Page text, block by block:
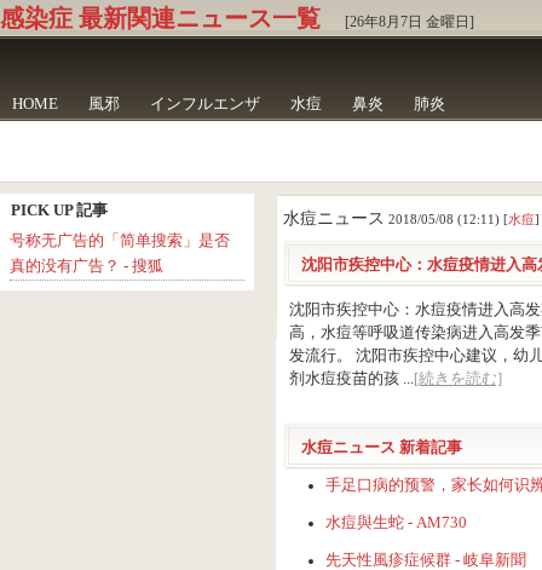
感染症 最新関連ニュース一覧 [26年8月7日 金曜日]
HOME 風邪 インフルエンザ 水痘 鼻炎 肺炎
水痘ニュース 2018/05/08 (12:11) [水痘]
沈阳市疾控中心：水痘疫情进入
沈阳市疾控中心：水痘疫情进入高
高，水痘等呼吸道传染病进入高发
发流行。 沈阳市疾控中心建议，幼
剂水痘疫苗的孩 ...[続きを読む]
水痘ニュース 新着記事
手足口病的预警，家长如何识
水痘與生蛇 - AM730
先天性風疹症候群 - 岐阜新聞
PICK UP 記事
号称无广告的「简单搜索」是否
真的没有广告？ - 搜狐